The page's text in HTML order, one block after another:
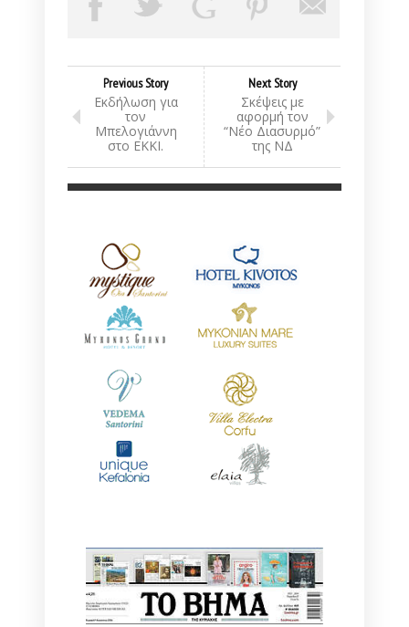
Previous Story
Εκδήλωση για
τον
Μπελογιάννη
στο ΕΚΚΙ.
Next Story
Σκέψεις με
αφορμή τον
“Νέο Διασυρμό”
της ΝΔ